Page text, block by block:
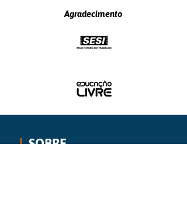
Agradecimento
|SOBRE